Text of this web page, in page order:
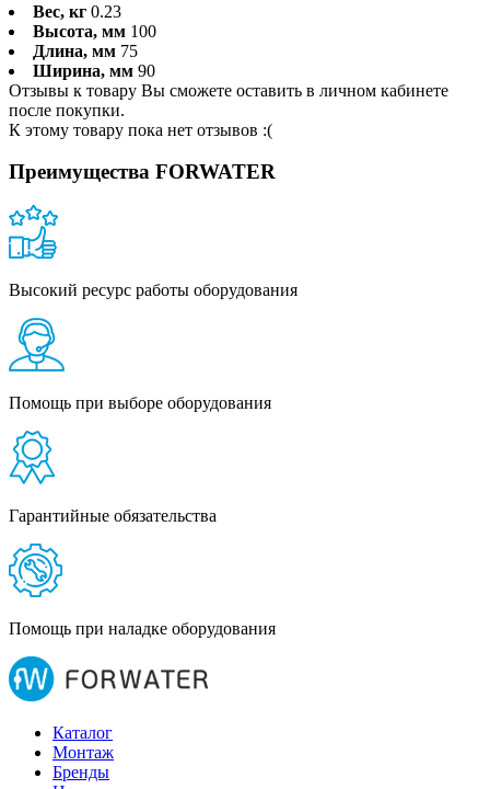
Вес, кг 0.23
Высота, мм 100
Длина, мм 75
Ширина, мм 90
Отзывы к товару Вы сможете оставить в личном кабинете
после покупки.
К этому товару пока нет отзывов :(
Преимущества FORWATER
Высокий ресурс работы оборудования
Помощь при выборе оборудования
Гарантийные обязательства
Помощь при наладке оборудования
Каталог
Монтаж
Бренды